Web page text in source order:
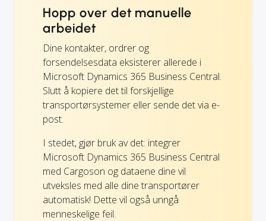
Hopp over det manuelle
arbeidet
Dine kontakter, ordrer og
forsendelsesdata eksisterer allerede i
Microsoft Dynamics 365 Business Central.
Slutt å kopiere det til forskjellige
transportørsystemer eller sende det via e-
post.
I stedet, gjør bruk av det: integrer
Microsoft Dynamics 365 Business Central
med Cargoson og dataene dine vil
utveksles med alle dine transportører
automatisk! Dette vil også unngå
menneskelige feil.